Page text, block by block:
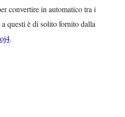
convertire in automatico tra i
questi è di solito fornito dalla
.